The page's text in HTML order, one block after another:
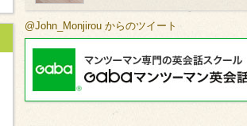
@John_Monjirou からのツイート